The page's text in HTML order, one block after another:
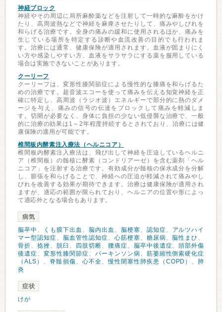
神経ブロック
神経やその周辺に局所麻酔薬などを注射して一時的な麻酔をかけ
たり、高周波熱などで神経を麻痺させたりして、痛みやしびれを
和らげる治療です。全身の痛みの緩和に使用されるほか、痛みを
生じている場所を特定する診断や血流改善の目的でも行われま
す。治療には通常、健康保険が適用されます。血液が固まりにく
い方や感染しやすい方、血液をサラサラにする薬を服用している
場合は実施できないことがあります。
クーリーフ
クーリーフは、変形性膝関節症による慢性的な膝痛を和らげるた
めの治療です。超音波エコーを使って痛みを伝える知覚神経を正
確に特定し、高周波（ラジオ波）エネルギーで部分的に熱のダメ
ージを与え、痛みの信号の伝達をブロックして痛みを軽減しま
す。切開が必要なく、身体に負担の少ない低侵襲な治療で、一般
的に治療の効果は1～2年程度持続するとされており、治療には健
康保険の適用が可能です。
椎間板内酵素注入療法（ヘルニコア）
椎間板内酵素注入療法は、飛び出して神経を圧迫しているヘルニ
ア（椎間板）の髄核に酵素（コンドリアーゼ）を含む薬剤「ヘル
ニコア」を注射する治療です。有効成分が髄核の保水成分を分解
し、膨張を和らげることで、神経への圧迫が軽減されて痛みやし
びれを改善する効果が期待できます。治療は健康保険が適用され
ますが、適応の範囲が限られており、ヘルニアの位置や形によっ
て適応外となる場合もあります。
病気
脳卒中 、 くも膜下出血 、 脳内出血 、 脳梗塞、 認知症、
アルツハイ
マー型認知症、 脳血管性認知症、 心筋梗塞、 糖尿病、 脳性まひ 、
骨折、 捻挫、 脱臼 、 四肢切断、 腰痛症、 脳卒中後遺症、頭部外傷
後遺症、 変形性膝関節症、 パーキンソン病、 筋萎縮性側索硬化症
（ALS） 、 脊髄損傷、 心不全、慢性閉塞性肺疾患（COPD） 、 肺
炎
症状
けが